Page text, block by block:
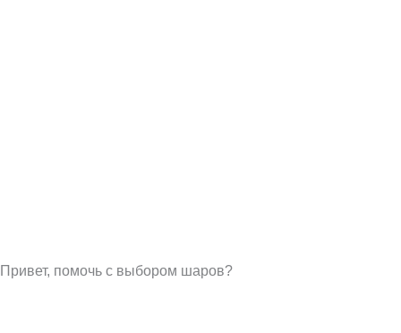
Привет, помочь с выбором шаров?